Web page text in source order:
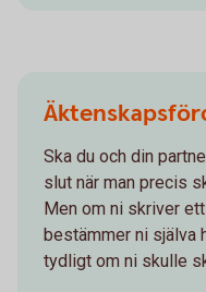
Ska du och din
slut när man precis
Men om ni skriver
bestämmer ni själva
tydligt om ni skulle